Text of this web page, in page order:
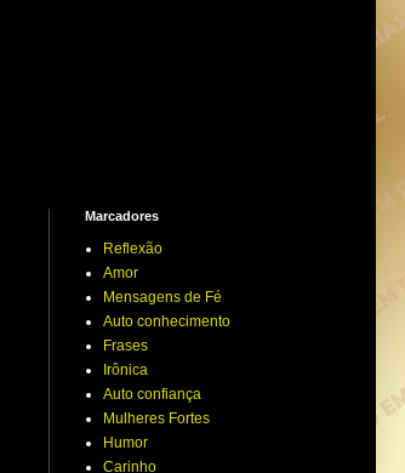
Marcadores
Reflexão
Amor
Mensagens de Fé
Auto conhecimento
Frases
Irônica
Auto confiança
Mulheres Fortes
Humor
Carinho